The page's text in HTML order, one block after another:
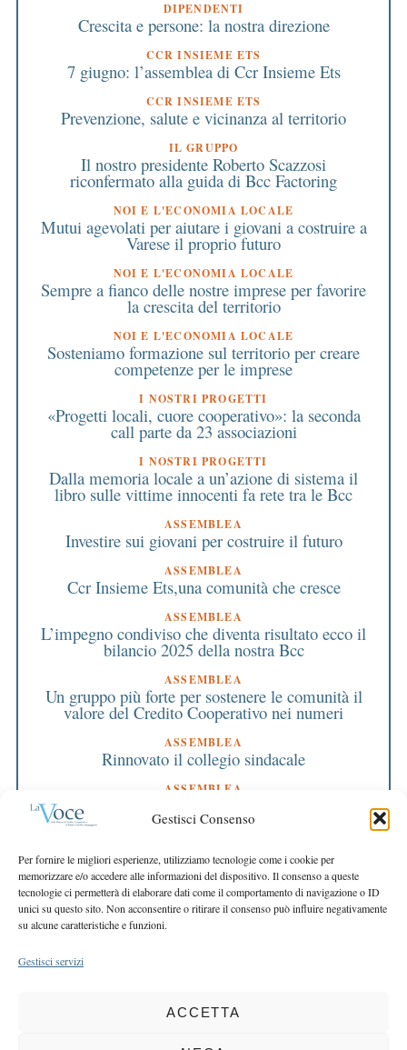
Gestisci Consenso
Per fornire le migliori esperienze, utilizziamo tecnologie come i cookie per
memorizzare e/o accedere alle informazioni del dispositivo. Il consenso a queste
tecnologie ci permetterà di elaborare dati come il comportamento di navigazione o ID
unici su questo sito. Non acconsentire o ritirare il consenso può influire negativamente
su alcune caratteristiche e funzioni.
Gestisci servizi
ACCETTA
DIPENDENTI
Crescita e persone: la nostra direzione
CCR INSIEME ETS
7 giugno: l’assemblea di Ccr Insieme Ets
CCR INSIEME ETS
Prevenzione, salute e vicinanza al territorio
IL GRUPPO
Il nostro presidente Roberto Scazzosi
riconfermato alla guida di Bcc Factoring
NOI E L'ECONOMIA LOCALE
Mutui agevolati per aiutare i giovani a costruire a
Varese il proprio futuro
NOI E L'ECONOMIA LOCALE
Sempre a fianco delle nostre imprese per favorire
la crescita del territorio
NOI E L'ECONOMIA LOCALE
Sosteniamo formazione sul territorio per creare
competenze per le imprese
I NOSTRI PROGETTI
«Progetti locali, cuore cooperativo»: la seconda
call parte da 23 associazioni
I NOSTRI PROGETTI
Dalla memoria locale a un’azione di sistema il
libro sulle vittime innocenti fa rete tra le Bcc
ASSEMBLEA
Investire sui giovani per costruire il futuro
ASSEMBLEA
Ccr Insieme Ets,una comunità che cresce
ASSEMBLEA
L’impegno condiviso che diventa risultato ecco il
bilancio 2025 della nostra Bcc
ASSEMBLEA
Un gruppo più forte per sostenere le comunità il
valore del Credito Cooperativo nei numeri
ASSEMBLEA
Rinnovato il collegio sindacale
ASSEMBLEA
Bilancio approvato all’unanimità e 2 milioni
destinati al territorio
EDITORIALE DIRETTORE
Crescere restando riconoscibili
EDITORIALE PRESIDENTE
Costruire futuro insieme
COPYRIGHT 2025 LA VOCE |PRIVACY